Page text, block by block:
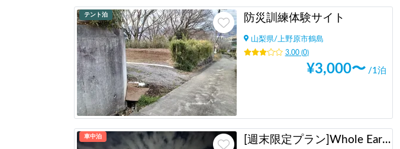
テント泊 防災訓練体験サイト
山梨県/上野原市鶴島
3.00(0)
¥3,000〜 /1泊
車中泊 [週末限定プラン]Whole Earth Communications